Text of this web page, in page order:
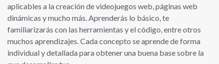
aplicables a la creación de videojuegos web, páginas web
dinámicas y mucho más. Aprenderás lo básico, te
familiarizarás con las herramientas y el código, entre otros
muchos aprendizajes. Cada concepto se aprende de forma
individual y detallada para obtener una buena base sobre la